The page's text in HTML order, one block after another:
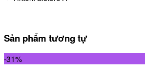
Sản phẩm tương tự
-31%